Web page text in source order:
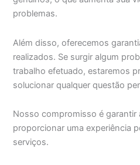
problemas.
Além disso, oferecemos
realizados. Se surgir algum
trabalho efetuado, estaremos
solucionar qualquer questão
Nosso compromisso é garantir
proporcionar uma experiência
serviços.